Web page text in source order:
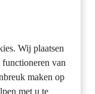
Wij plaatsen
van
maken op
met u te